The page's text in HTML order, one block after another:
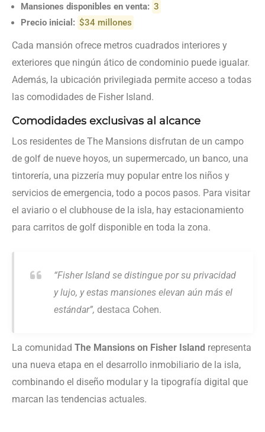
Mansiones disponibles en venta: 3
Precio inicial: $34 millones
Cada mansión ofrece metros cuadrados interiores y
exteriores que ningún ático de condominio puede igualar.
Además, la ubicación privilegiada permite acceso a todas
las comodidades de Fisher Island.
Comodidades exclusivas al alcance
Los residentes de The Mansions disfrutan de un campo
de golf de nueve hoyos, un supermercado, un banco, una
tintorería, una pizzería muy popular entre los niños y
servicios de emergencia, todo a pocos pasos. Para visitar
el aviario o el clubhouse de la isla, hay estacionamiento
para carritos de golf disponible en toda la zona.
“Fisher Island se distingue por su privacidad
y lujo, y estas mansiones elevan aún más el
estándar”, destaca Cohen.
La comunidad The Mansions on Fisher Island representa
una nueva etapa en el desarrollo inmobiliario de la isla,
combinando el diseño modular y la tipografía digital que
marcan las tendencias actuales.